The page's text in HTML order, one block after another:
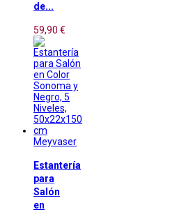
de...
59,90 €
Meyvaser
Estantería
para
Salón
en